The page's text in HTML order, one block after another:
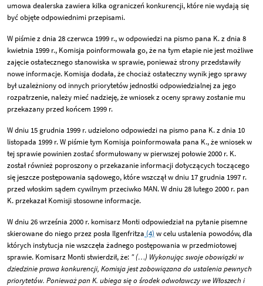
umowa dealerska zawiera kilka ograniczeń konkurencji, które nie wydają się
być objęte odpowiednimi przepisami.
W piśmie z dnia 28 czerwca 1999 r., w odpowiedzi na pismo pana K. z dnia 8
kwietnia 1999 r., Komisja poinformowała go, że na tym etapie nie jest możliwe
zajęcie ostatecznego stanowiska w sprawie, ponieważ strony przedstawiły
nowe informacje. Komisja dodała, że chociaż ostateczny wynik jego sprawy
był uzależniony od innych priorytetów jednostki odpowiedzialnej za jego
rozpatrzenie, należy mieć nadzieję, że wniosek z oceny sprawy zostanie mu
przekazany przed końcem 1999 r.
W dniu 15 grudnia 1999 r. udzielono odpowiedzi na pismo pana K. z dnia 10
listopada 1999 r. W piśmie tym Komisja poinformowała pana K., że wniosek w
tej sprawie powinien zostać sformułowany w pierwszej połowie 2000 r. K.
został również poproszony o przekazanie informacji dotyczących toczącego
się jeszcze postępowania sądowego, które wszczął w dniu 17 grudnia 1997 r.
przed włoskim sądem cywilnym przeciwko MAN. W dniu 28 lutego 2000 r. pan
K. przekazał Komisji stosowne informacje.
W dniu 26 września 2000 r. komisarz Monti odpowiedział na pytanie pisemne
skierowane do niego przez posła Ilgenfritza (4) w celu ustalenia powodów, dla
których instytucja nie wszczęła żadnego postępowania w przedmiotowej
sprawie. Komisarz Monti stwierdził, że: " (…) Wykonując swoje obowiązki w
dziedzinie prawa konkurencji, Komisja jest zobowiązana do ustalenia pewnych
priorytetów. Ponieważ pan K. ubiega się o środek odwoławczy we Włoszech i